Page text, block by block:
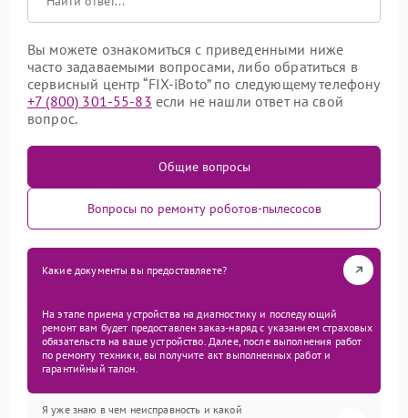
Вы можете ознакомиться с приведенными ниже
часто задаваемыми вопросами, либо обратиться в
сервисный центр “FIX-iBoto” по следующему телефону
+7 (800) 301-55-83 если не нашли ответ на свой
вопрос.
Общие вопросы
Вопросы по ремонту роботов-пылесосов
Какие документы вы предоставляете?
На этапе приема устройства на диагностику и последующий
ремонт вам будет предоставлен заказ-наряд с указанием страховых
обязательств на ваше устройство. Далее, после выполнения работ
по ремонту техники, вы получите акт выполненных работ и
гарантийный талон.
Я уже знаю в чем неисправность и какой